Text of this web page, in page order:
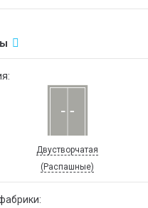
Двустворчатая
(Распашные)